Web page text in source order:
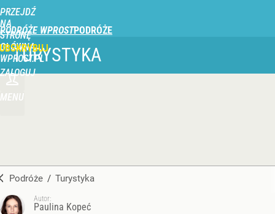
PRZEJDŹ
NA
STRONĘ
GŁÓWNĄ
WPROST.PL
PODRÓŻE WPROST
ZALOGUJ
MENU
TURYSTYKA
Podróże / Turystyka
Autor:
Paulina Kopeć